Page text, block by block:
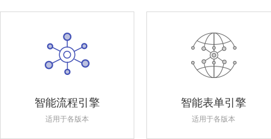
智能流程引擎
适用于各版本
智能表单引擎
适用于各版本